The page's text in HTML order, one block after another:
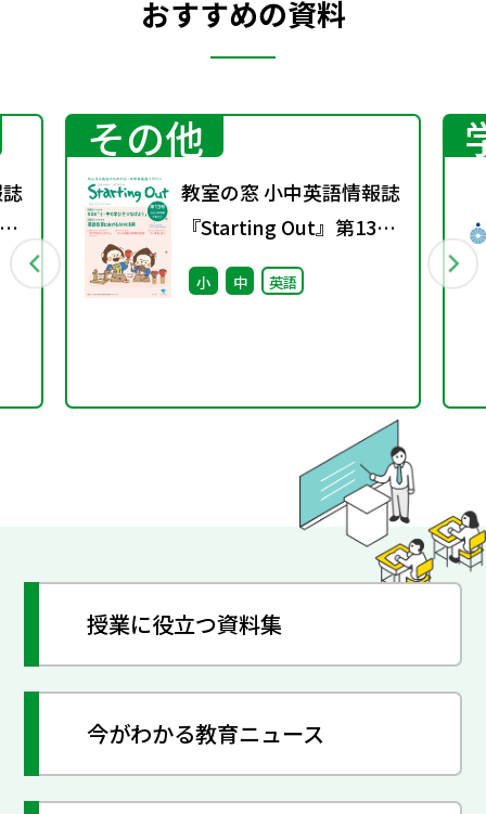
おすすめの資料
その他
教室の窓 小中英語情報誌
『Starting Out』第13号
(2025年春号)
小 中 英語
授業に役立つ資料集
今がわかる教育ニュース